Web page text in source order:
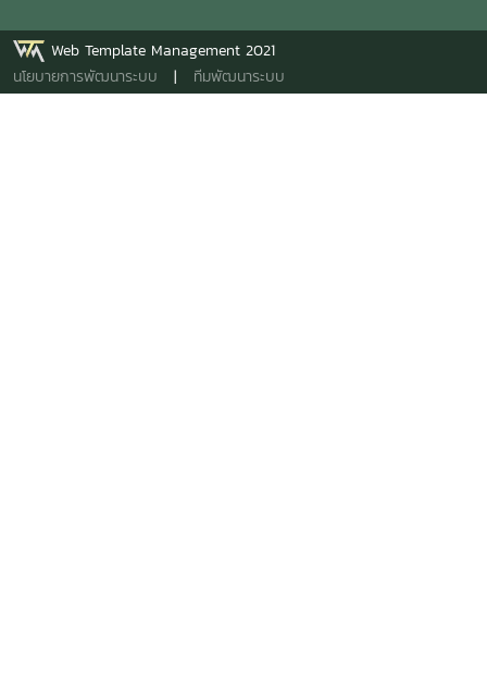
Web Template Management 2021
นโยบายการพัฒนาระบบ | ทีมพัฒนาระบบ